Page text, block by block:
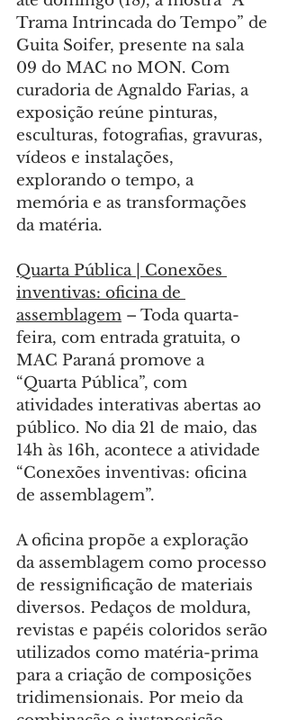
Trama Intrincada do Tempo” de
Guita Soifer, presente na sala
09 do MAC no MON. Com
curadoria de Agnaldo Farias, a
exposição reúne pinturas,
esculturas, fotografias, gravuras,
vídeos e instalações,
explorando o tempo, a
memória e as transformações
da matéria.
Quarta Pública | Conexões
inventivas: oficina de
assemblagem – Toda quarta-
feira, com entrada gratuita, o
MAC Paraná promove a
“Quarta Pública”, com
atividades interativas abertas ao
público. No dia 21 de maio, das
14h às 16h, acontece a atividade
“Conexões inventivas: oficina
de assemblagem”.
A oficina propõe a exploração
da assemblagem como processo
de ressignificação de materiais
diversos. Pedaços de moldura,
revistas e papéis coloridos serão
utilizados como matéria-prima
para a criação de composições
tridimensionais. Por meio da